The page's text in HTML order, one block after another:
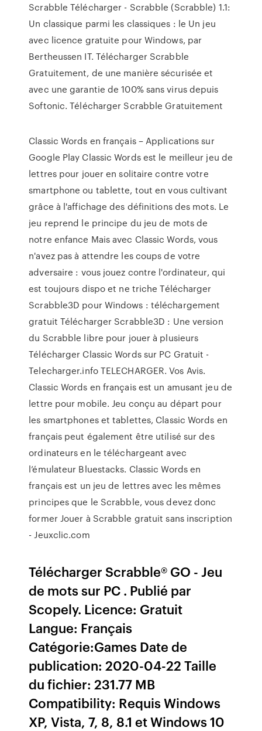
Scrabble Télécharger - Scrabble (Scrabble) 1.1:
Un classique parmi les classiques : le Un jeu
avec licence gratuite pour Windows‚ par
Bertheussen IT. Télécharger Scrabble
Gratuitement, de une manière sécurisée et
avec une garantie de 100% sans virus depuis
Softonic. Télécharger Scrabble Gratuitement
Classic Words en français – Applications sur
Google Play Classic Words est le meilleur jeu de
lettres pour jouer en solitaire contre votre
smartphone ou tablette, tout en vous cultivant
grâce à l'affichage des définitions des mots. Le
jeu reprend le principe du jeu de mots de
notre enfance Mais avec Classic Words, vous
n'avez pas à attendre les coups de votre
adversaire : vous jouez contre l'ordinateur, qui
est toujours dispo et ne triche Télécharger
Scrabble3D pour Windows : téléchargement
gratuit Télécharger Scrabble3D : Une version
du Scrabble libre pour jouer à plusieurs
Télécharger Classic Words sur PC Gratuit -
Telecharger.info TELECHARGER. Vos Avis.
Classic Words en français est un amusant jeu de
lettre pour mobile. Jeu conçu au départ pour
les smartphones et tablettes, Classic Words en
français peut également être utilisé sur des
ordinateurs en le téléchargeant avec
l’émulateur Bluestacks. Classic Words en
français est un jeu de lettres avec les mêmes
principes que le Scrabble, vous devez donc
former Jouer à Scrabble gratuit sans inscription
- Jeuxclic.com
Télécharger Scrabble® GO - Jeu
de mots sur PC . Publié par
Scopely. Licence: Gratuit
Langue: Français
Catégorie:Games Date de
publication: 2020-04-22 Taille
du fichier: 231.77 MB
Compatibility: Requis Windows
XP, Vista, 7, 8, 8.1 et Windows 10